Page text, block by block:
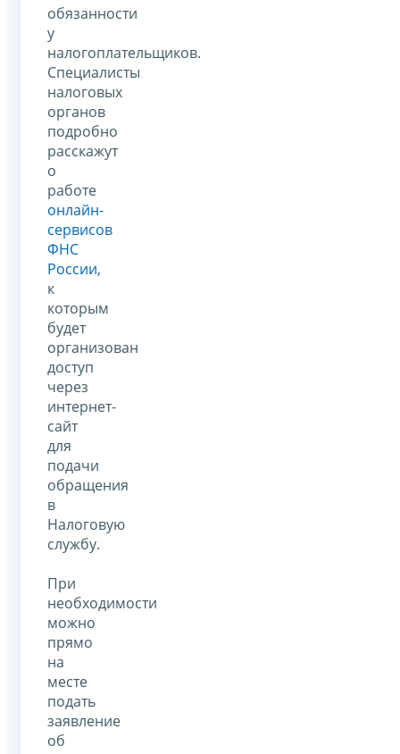
обязанности
у
налогоплательщиков.
Специалисты
налоговых
органов
подробно
расскажут
о
работе
онлайн-
сервисов
ФНС
России,
к
которым
будет
организован
доступ
через
интернет-
сайт
для
подачи
обращения
в
Налоговую
службу.
При
необходимости
можно
прямо
на
месте
подать
заявление
об